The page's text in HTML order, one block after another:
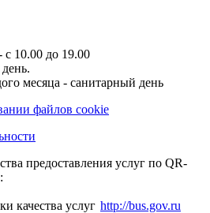
с 10.00 до 19.00
месяца - санитарный день
файлов cookie
предоставления услуг по QR-
http://bus.gov.ru